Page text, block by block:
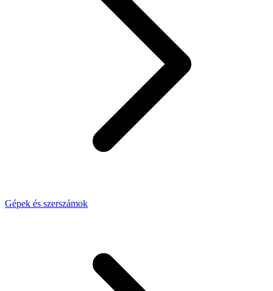
Gépek és szerszámok